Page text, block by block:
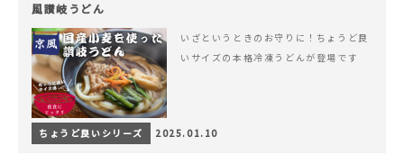
風讃岐うどん
いざというときのお守りに！ちょうど良
いサイズの本格冷凍うどんが登場です
ちょうど良いシリーズ 2025.01.10